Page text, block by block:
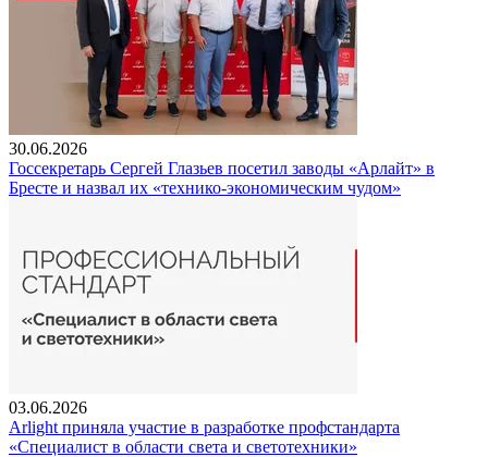
30.06.2026
Госсекретарь Сергей Глазьев посетил заводы «Арлайт» в
Бресте и назвал их «технико-экономическим чудом»
03.06.2026
Arlight приняла участие в разработке профстандарта
«Специалист в области света и светотехники»